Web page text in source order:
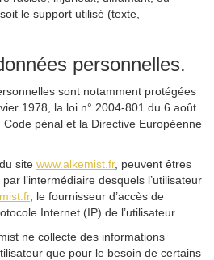
le support utilisé (texte,
personnelles.
sont notamment protégées
1978, la loi n° 2004-801 du 6 août
Code pénal et la Directive Européenne
site www.alkemist.fr, peuvent êtres
l’intermédiaire desquels l’utilisateur
, le fournisseur d’accès de
Internet (IP) de l’utilisateur.
ne collecte des informations
que pour le besoin de certains